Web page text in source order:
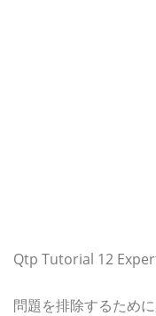
Qtp Tutorial 12
問題を排除するため